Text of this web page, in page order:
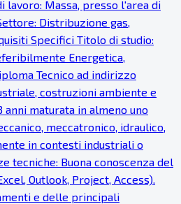
lavoro: Massa, presso l'area di
Distribuzione gas,
Specifici Titolo di studio:
Energetica,
Tecnico ad indirizzo
costruzioni ambiente e
maturata in almeno uno
meccatronico, idraulico,
in contesti industriali o
tecniche: Buona conoscenza del
Outlook, Project, Access).
e delle principali